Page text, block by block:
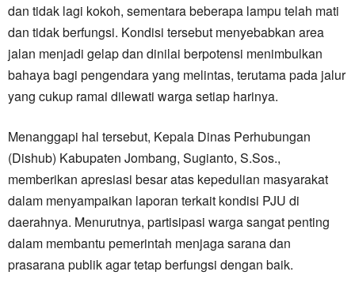
dan tidak lagi kokoh, sementara beberapa lampu telah mati
dan tidak berfungsi. Kondisi tersebut menyebabkan area
jalan menjadi gelap dan dinilai berpotensi menimbulkan
bahaya bagi pengendara yang melintas, terutama pada jalur
yang cukup ramai dilewati warga setiap harinya.
Menanggapi hal tersebut, Kepala Dinas Perhubungan
(Dishub) Kabupaten Jombang, Sugianto, S.Sos.,
memberikan apresiasi besar atas kepedulian masyarakat
dalam menyampaikan laporan terkait kondisi PJU di
daerahnya. Menurutnya, partisipasi warga sangat penting
dalam membantu pemerintah menjaga sarana dan
prasarana publik agar tetap berfungsi dengan baik.